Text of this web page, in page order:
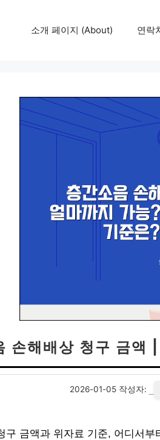
소개 페이지 (About) 연락
손해배상 청구 금액
2026-01-05 작성자:
구 금액과 위자료 기준, 어디서